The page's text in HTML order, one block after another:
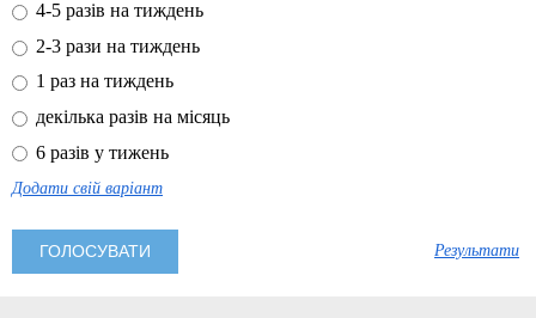
4-5 разів на тиждень
2-3 рази на тиждень
1 раз на тиждень
декілька разів на місяць
6 разів у тижень
Додати свій варіант
Результати